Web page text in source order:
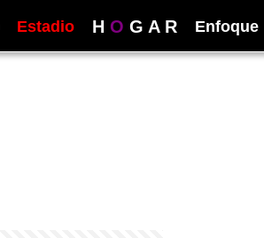
Estadio H O G A R Enfoque